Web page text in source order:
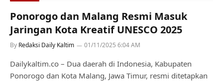
Ponorogo dan Malang Resmi Masuk
Jaringan Kota Kreatif UNESCO 2025
By Redaksi Daily Kaltim 01/11/2025 6:04 AM
Dailykaltim.co – Dua daerah di Indonesia, Kabupaten
Ponorogo dan Kota Malang, Jawa Timur, resmi ditetapkan